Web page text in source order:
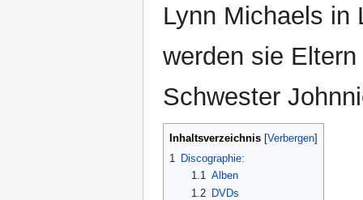
Lynn Michaels in
werden sie
Schwester
Inhaltsverzeichnis
1
Discographie:
1.1 Alben
1.2
DVDs